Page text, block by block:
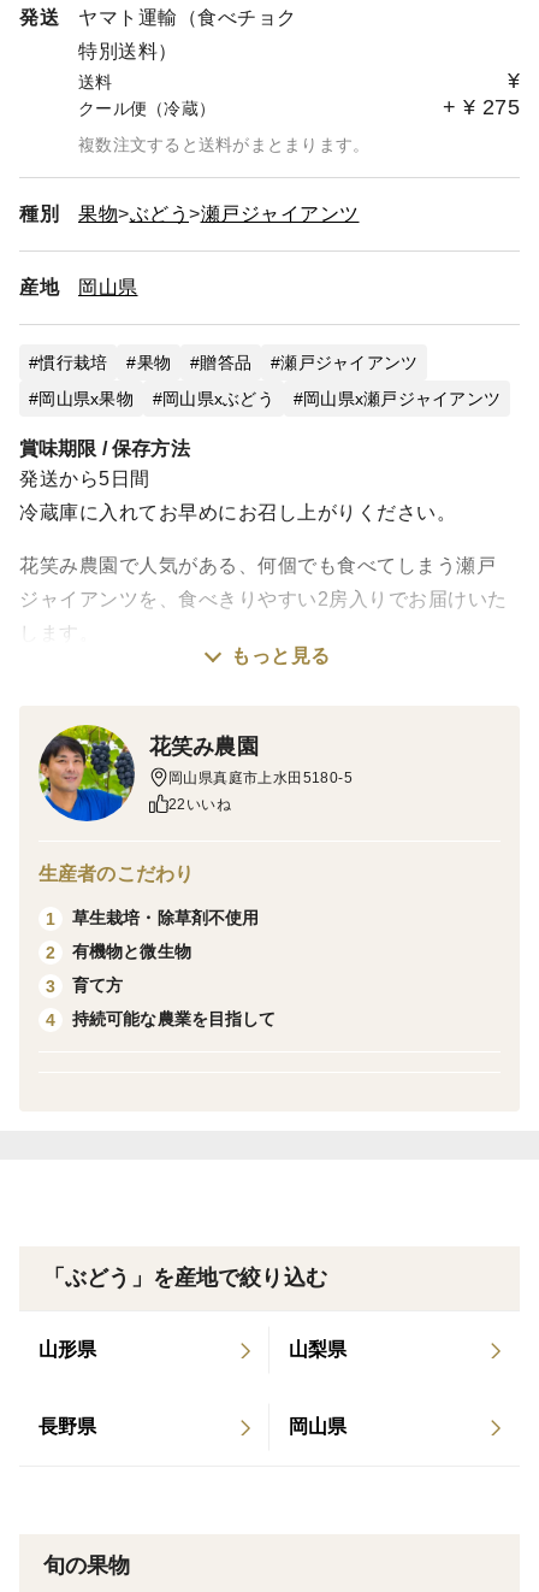
発送
ヤマト運輸（食べチョク
特別送料）
送料 ¥
クール便（冷蔵） + ¥ 275
複数注文すると送料がまとまります。
種別 果物 ぶどう 瀬戸ジャイアンツ
産地 岡山県
慣行栽培 果物 贈答品
瀬戸ジャイアンツ
岡山県x果物
岡山県xぶどう 岡山県x瀬戸ジャイアンツ
賞味期限 / 保存方法
発送から5日間
冷蔵庫に入れてお早めにお召し上がりください。
花笑み農園で人気がある、何個でも食べてしまう瀬戸
ジャイアンツを、食べきりやすい2房入りでお届けいた
します。
化粧箱に入っており、品質も厳選していますので、贈答
🍇瀬戸ジャイアンツは、上品でさっぱりした甘さで、
シャインより皮が薄く皮ごと食べられ何個でも食べてし
もっと見る
花笑み農園
岡山県真庭市上水田5180-5
22いいね
生産者のこだわり
1
草生栽培・除草剤不使用
2
有機物と微生物
3
育て方
4
持続可能な農業を目指して
「ぶどう」を産地で絞り込む
山形県 山梨県
長野県 岡山県
旬の果物